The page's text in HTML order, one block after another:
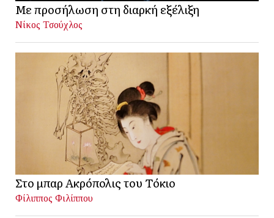
Με προσήλωση στη διαρκή εξέλιξη
Νίκος Τσούχλος
Στο μπαρ Ακρόπολις του Τόκιο
Φίλιππος Φιλίππου